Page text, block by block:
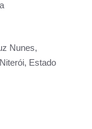
Nunes,
Estado